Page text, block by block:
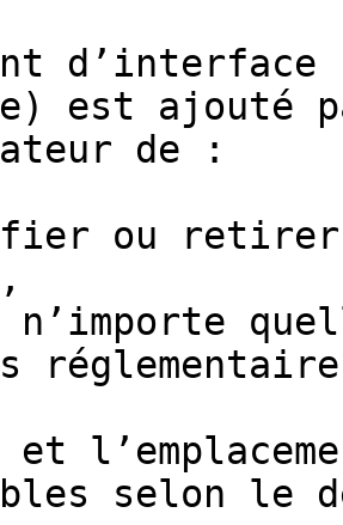
est ajouté
de :
ou retirer
et
selon le